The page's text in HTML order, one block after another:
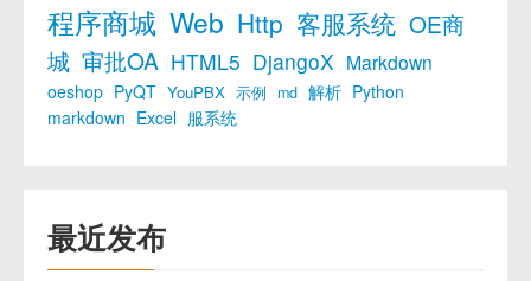
程序商城 Web Http 客服系统 OE商
城 审批OA HTML5 DjangoX Markdown
oeshop PyQT YouPBX 示例 md 解析 Python
markdown Excel 服系统
最近发布